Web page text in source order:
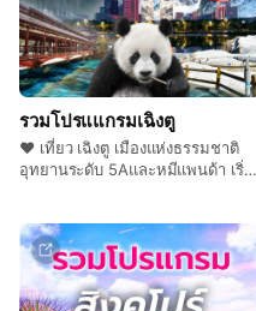
รวมโปรแแกรมเฉิงตู
❤️ เที่ยว เฉิงตู เมืองแห่งธรรมชาติ
อุทยานระดับ 5Aและหมีแพนด้า เริ่ม